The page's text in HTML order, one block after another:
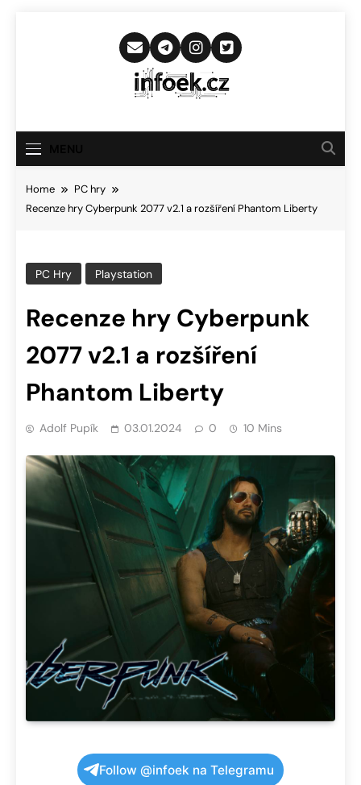
Infoek.cz
Novinkám
Home
PC hry
Recenze hry Cyberpunk 2077 v2.1 a rozšíření Phantom Liberty
PC Hry Playstation
Recenze hry Cyberpunk
2077 v2.1 a rozšíření
Phantom Liberty
Adolf Pupík 03.01.2024 0 10 Mins
Follow @infoek na Telegramu